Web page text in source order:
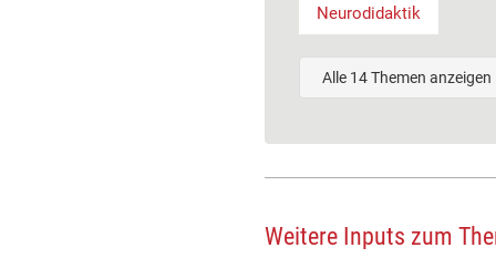
Neurodidaktik
Alle 14 Themen anzeigen
Weitere Inputs zum